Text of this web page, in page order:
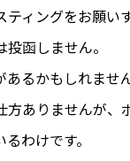
ティングをお願い
函しません。
あるかもしれませ
方ありませんが
わけです。